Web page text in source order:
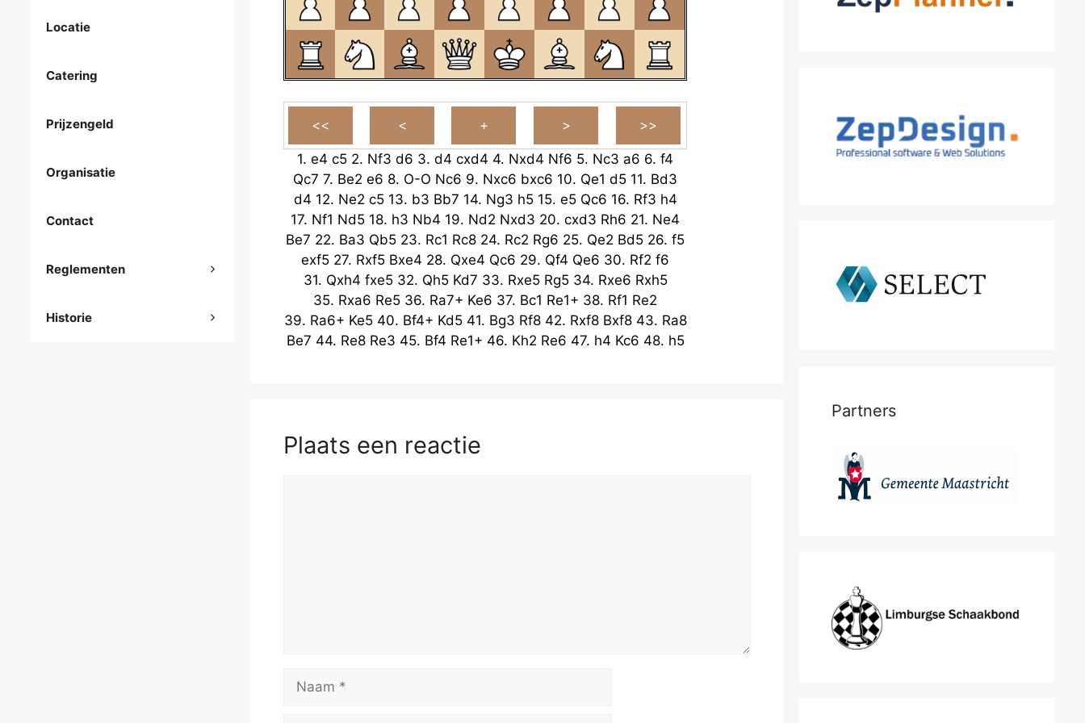
1. e4 c5 2. Nf3 d6 3. d4 cxd4 4. Nxd4 Nf6 5. Nc3 a6 6. f4
Qc7 7. Be2 e6 8. O-O Nc6 9. Nxc6 bxc6 10. Qe1 d5 11. Bd3
d4 12. Ne2 c5 13. b3 Bb7 14. Ng3 h5 15. e5 Qc6 16. Rf3 h4
17. Nf1 Nd5 18. h3 Nb4 19. Nd2 Nxd3 20. cxd3 Rh6 21. Ne4
Be7 22. Ba3 Qb5 23. Rc1 Rc8 24. Rc2 Rg6 25. Qe2 Bd5 26. f5
exf5 27. Rxf5 Bxe4 28. Qxe4 Qc6 29. Qf4 Qe6 30. Rf2 f6
31. Qxh4 fxe5 32. Qh5 Kd7 33. Rxe5 Rg5 34. Rxe6 Rxh5
35. Rxa6 Re5 36. Ra7+ Ke6 37. Bc1 Re1+ 38. Rf1 Re2
39. Ra6+ Ke5 40. Bf4+ Kd5 41. Bg3 Rf8 42. Rxf8 Bxf8 43. Ra8
Be7 44. Re8 Re3 45. Bf4 Re1+ 46. Kh2 Re6 47. h4 Kc6 48. h5
Plaats een reactie
Locatie
Catering
Prijzengeld
Organisatie
Contact
Reglementen
Historie
Partners